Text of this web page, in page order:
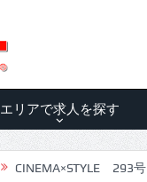
エリアで求人を探す
CINEMA×STYLE 293号